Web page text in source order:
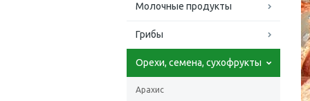
Молочные продукты
Грибы
Орехи, семена, сухофрукты
Арахис